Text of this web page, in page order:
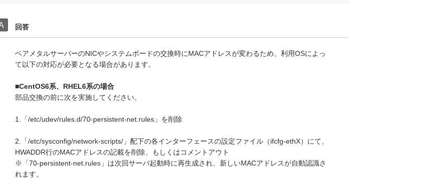
回答
ベアメタルサーバーのNICやシステムボードの交換時にMACアドレスが変わるため、利用OSによっ
て以下の対応が必要となる場合があります。
■CentOS6系、RHEL6系の場合
部品交換の前に次を実施してください。
1.「/etc/udev/rules.d/70-persistent-net.rules」を削除
2.「/etc/sysconfig/network-scripts/」配下の各インターフェースの設定ファイル（ifcfg-ethX）にて、
HWADDR行のMACアドレスの記載を削除、もしくはコメントアウト
※「70-persistent-net.rules」は次回サーバ起動時に再生成され、新しいMACアドレスが自動認識さ
れます。